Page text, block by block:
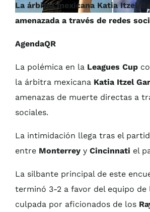
La árbitra mexicana Katia Itzel
amenazada a través de redes
AgendaQR
La polémica en la Leagues Cup
la árbitra mexicana Katia Itzel
amenazas de muerte directas a
sociales.
La intimidación llega tras el
entre Monterrey y Cincinnati el
La silbante principal de este
terminó 3-2 a favor del equipo de
culpada por aficionados de los